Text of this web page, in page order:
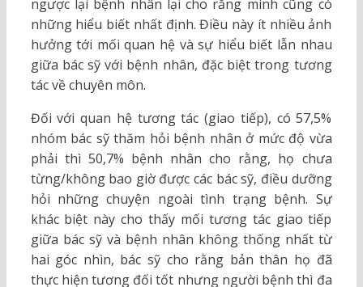
ngược lại bệnh nhân lại cho rằng mình cũng có
những hiểu biết nhất định. Điều này ít nhiều ảnh
hưởng tới mối quan hệ và sự hiểu biết lẫn nhau
giữa bác sỹ với bệnh nhân, đặc biệt trong tương
tác về chuyên môn.
Đối với quan hệ tương tác (giao tiếp), có 57,5%
nhóm bác sỹ thăm hỏi bệnh nhân ở mức độ vừa
phải thì 50,7% bệnh nhân cho rằng, họ chưa
từng/không bao giờ được các bác sỹ, điều dưỡng
hỏi những chuyện ngoài tình trạng bệnh. Sự
khác biệt này cho thấy mối tương tác giao tiếp
giữa bác sỹ và bệnh nhân không thống nhất từ
hai góc nhìn, bác sỹ cho rằng bản thân họ đã
thực hiện tương đối tốt nhưng người bệnh thì đa